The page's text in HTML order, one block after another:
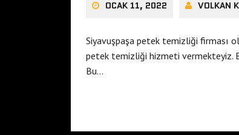
OCAK 11, 2022 VOLKAN
Siyavuşpaşa petek temizliği firması
petek temizliği hizmeti vermekteyiz.
Bu…